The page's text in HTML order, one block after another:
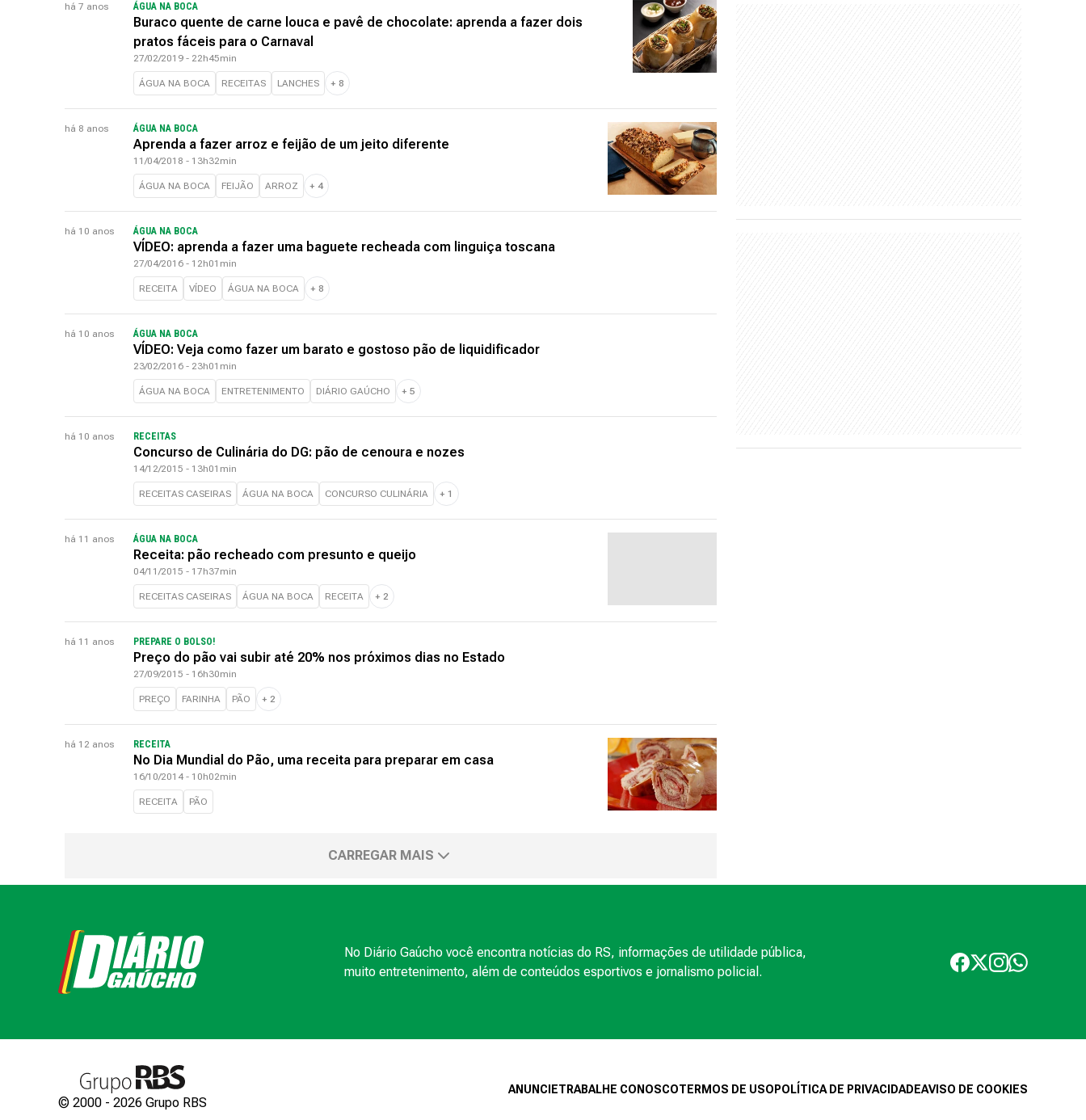
há 7 anos ÁGUA NA BOCA
Buraco quente de carne louca e pavê de chocolate: aprenda a fazer dois
pratos fáceis para o Carnaval
27/02/2019 - 22h45min
ÁGUA NA BOCA RECEITAS LANCHES + 8
há 8 anos ÁGUA NA BOCA
Aprenda a fazer arroz e feijão de um jeito diferente
11/04/2018 - 13h32min
ÁGUA NA BOCA FEIJÃO ARROZ + 4
há 10 anos ÁGUA NA BOCA
VÍDEO: aprenda a fazer uma baguete recheada com linguiça toscana
27/04/2016 - 12h01min
RECEITA VÍDEO ÁGUA NA BOCA + 8
há 10 anos ÁGUA NA BOCA
VÍDEO: Veja como fazer um barato e gostoso pão de liquidificador
23/02/2016 - 23h01min
ÁGUA NA BOCA ENTRETENIMENTO DIÁRIO GAÚCHO + 5
há 10 anos RECEITAS
Concurso de Culinária do DG: pão de cenoura e nozes
14/12/2015 - 13h01min
RECEITAS CASEIRAS ÁGUA NA BOCA CONCURSO CULINÁRIA + 1
há 11 anos ÁGUA NA BOCA
Receita: pão recheado com presunto e queijo
04/11/2015 - 17h37min
RECEITAS CASEIRAS ÁGUA NA BOCA RECEITA + 2
há 11 anos PREPARE O BOLSO!
Preço do pão vai subir até 20% nos próximos dias no Estado
27/09/2015 - 16h30min
PREÇO FARINHA PÃO + 2
há 12 anos RECEITA
No Dia Mundial do Pão, uma receita para preparar em casa
16/10/2014 - 10h02min
RECEITA PÃO
CARREGAR MAIS
No Diário Gaúcho você encontra notícias do RS, informações de utilidade pública,
muito entretenimento, além de conteúdos esportivos e jornalismo policial.
ANUNCIETRABALHE CONOSCOTERMOS DE USO POLÍTICA DE PRIVACIDADEAVISO DE COOKIES
© 2000 - 2026 Grupo RBS